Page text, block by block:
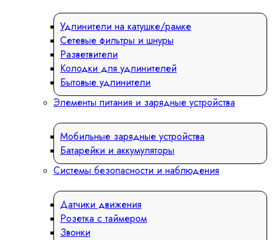
Удлинители на катушке/рамке
Сетевые фильтры и шнуры
Разветвители
Колодки для удлинителей
Бытовые удлинители
Элементы питания и зарядные устройства
Мобильные зарядные устройства
Батарейки и аккумуляторы
Системы безопасности и наблюдения
Датчики движения
Розетка с таймером
Звонки